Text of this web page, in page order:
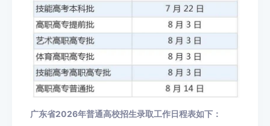
广东省2026年普通高校招生录取工作日程表如下：